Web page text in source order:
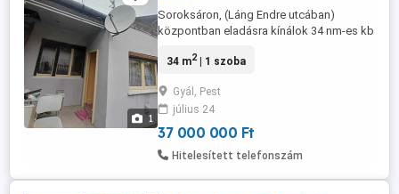
1
Soroksáron, (Láng Endre utcában)
központban eladásra kínálok 34 nm-es kb
mely a 2. lakás. Bejárat előtt 30 nm kert
festett, glettelt, a ház küljese dryvitozva,
festve lett a napokban! Az ingatlanban van
víz, villany ( ...
34 m2| 1 szoba
Gyál, Pest
július 24
37 000 000 Ft
Hitelesített telefonszám